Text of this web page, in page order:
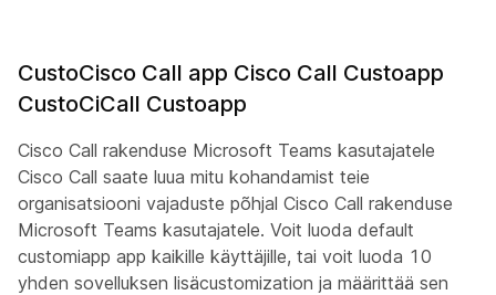
CustoCisco Call app Cisco Call Custoapp
CustoCiCall Custoapp
Cisco Call rakenduse Microsoft Teams kasutajatele
Cisco Call saate luua mitu kohandamist teie
organisatsiooni vajaduste põhjal Cisco Call rakenduse
Microsoft Teams kasutajatele. Voit luoda default
customiapp app kaikille käyttäjille, tai voit luoda 10
yhden sovelluksen lisäcustomization ja määrittää sen